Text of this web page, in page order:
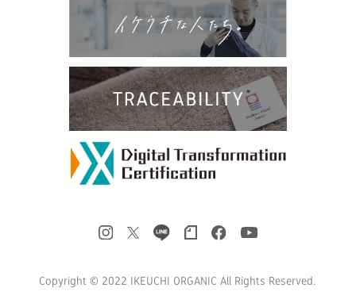
Copyright © 2022 IKEUCHI ORGANIC All Rights Reserved.